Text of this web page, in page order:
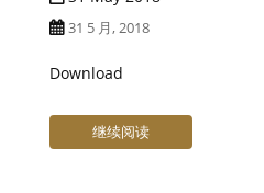
31 5 月, 2018
Download
继续阅读